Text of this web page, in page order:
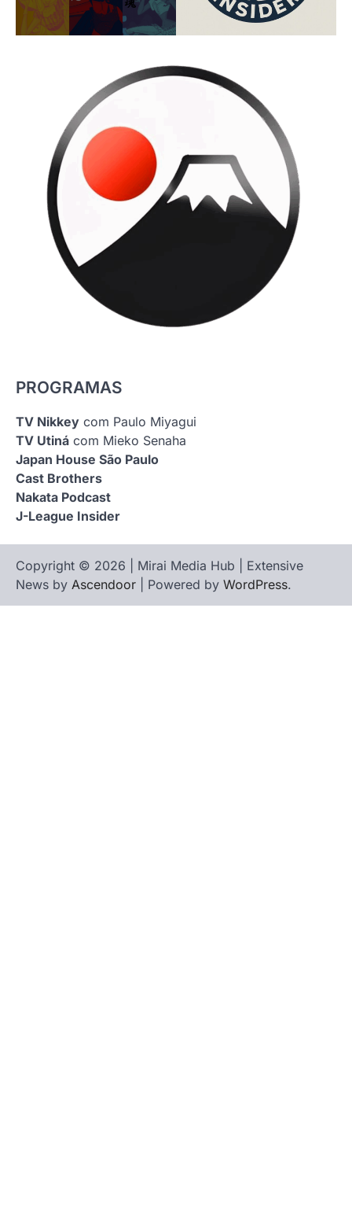
PROGRAMAS
TV Nikkey com Paulo Miyagui
TV Utiná com Mieko Senaha
Japan House São Paulo
Cast Brothers
Nakata Podcast
J-League Insider
Copyright © 2026 | Mirai Media Hub | Extensive
News by Ascendoor | Powered by WordPress.